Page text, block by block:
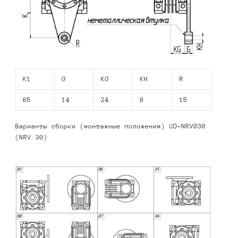
K1 G KG KH R
85 14 24 8 15
Варианты сборки (монтажные положения) UD-NRV030
(NRV 30)